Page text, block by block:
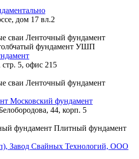
дом 17 вл.2
сваи Ленточный фундамент
фундамент УШП
5, офис 215
сваи Ленточный фундамент
Московский фундамент
44, корп. 5
фундамент Плитный фундамент